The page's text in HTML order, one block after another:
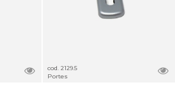
cod. 2129.5
Portes